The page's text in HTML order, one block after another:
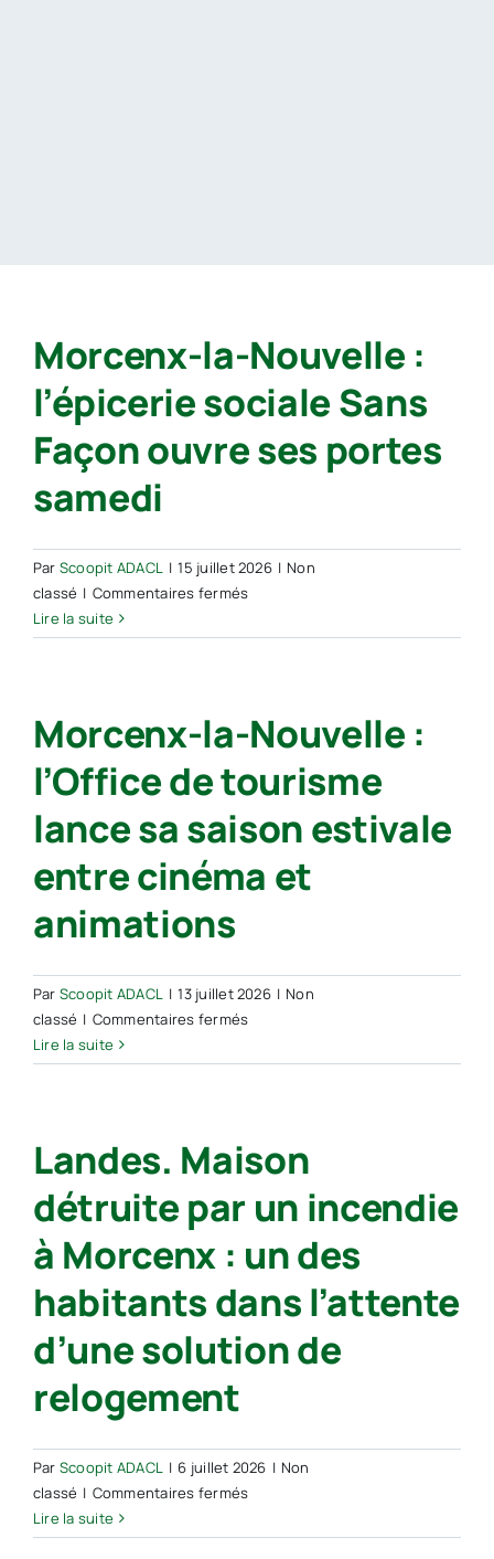
Morcenx-la-Nouvelle :
l’épicerie sociale Sans
Façon ouvre ses portes
samedi
Par Scoopit ADACL | 15 juillet 2026 | Non
classé | Commentaires ferméssur
la-
sociale
Sans
Façon
ouvre
ses
portes
samedi
Lire la suite
Morcenx-la-Nouvelle :
l’Office de tourisme
lance sa saison estivale
entre cinéma et
animations
Par Scoopit ADACL | 13 juillet 2026 | Non
classé | Commentaires ferméssur
la-
tourisme
lance
sa
saison
estivale
entre
cinéma
et
Lire la suite
Landes. Maison
détruite par un incendie
à Morcenx : un des
habitants dans l’attente
d’une solution de
relogement
Par Scoopit ADACL | 6 juillet 2026 | Non
classé | Commentaires ferméssur
Maison
Lire la suite